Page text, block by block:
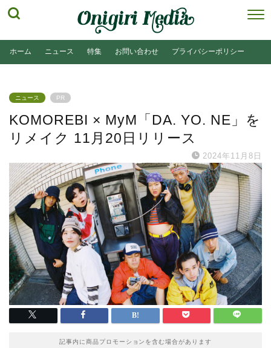
ホーム ニュース 特集 お問い合わせ プライバシーポリシー
ニュース PR
KOMOREBI × MyM「DA. YO. NE」を
リメイク 11月20日リリース
2024年11月8日
記事内に商品プロモーションを含む場合があります